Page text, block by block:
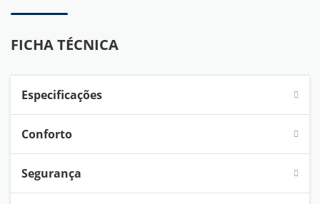
FICHA TÉCNICA
Especificações
Conforto
Segurança